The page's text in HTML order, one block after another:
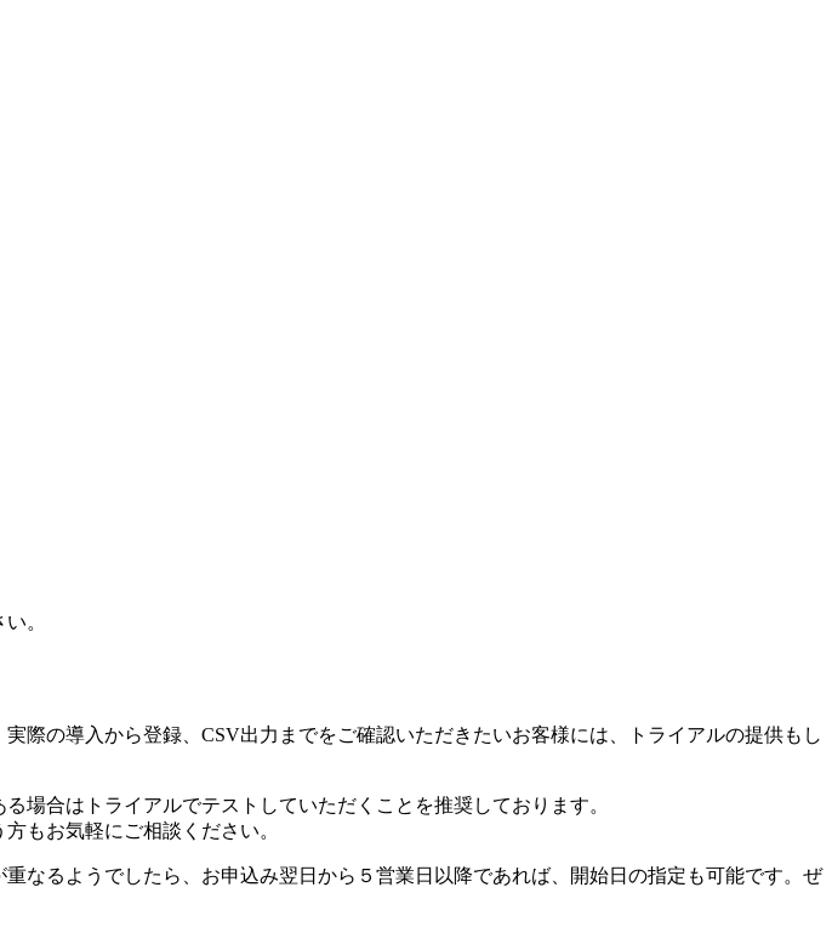
。
際の導入から登録、CSV出力までをご確認いただきたいお客様には、トライアルの提供もし
場合はトライアルでテストしていただくことを推奨しております。
もお気軽にご相談ください。
なるようでしたら、お申込み翌日から５営業日以降であれば、開始日の指定も可能です。ぜ